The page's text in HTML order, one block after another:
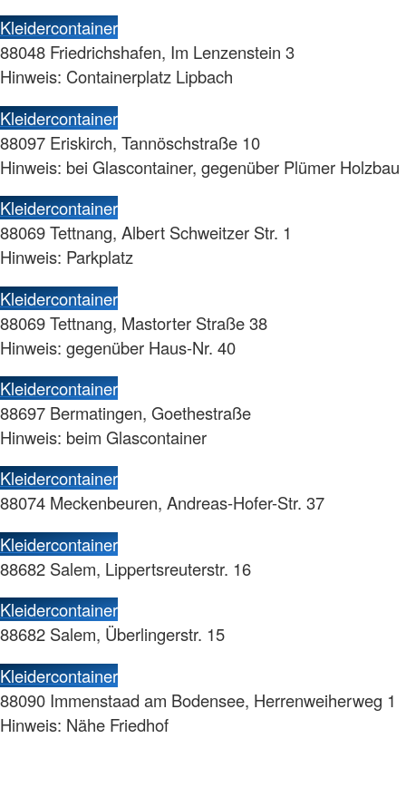
Kleidercontainer
88048 Friedrichshafen, Im Lenzenstein 3
Hinweis: Containerplatz Lipbach
Kleidercontainer
88097 Eriskirch, Tannöschstraße 10
Hinweis: bei Glascontainer, gegenüber Plümer Holzbau
Kleidercontainer
88069 Tettnang, Albert Schweitzer Str. 1
Hinweis: Parkplatz
Kleidercontainer
88069 Tettnang, Mastorter Straße 38
Hinweis: gegenüber Haus-Nr. 40
Kleidercontainer
88697 Bermatingen, Goethestraße
Hinweis: beim Glascontainer
Kleidercontainer
88074 Meckenbeuren, Andreas-Hofer-Str. 37
Kleidercontainer
88682 Salem, Lippertsreuterstr. 16
Kleidercontainer
88682 Salem, Überlingerstr. 15
Kleidercontainer
88090 Immenstaad am Bodensee, Herrenweiherweg 1
Hinweis: Nähe Friedhof